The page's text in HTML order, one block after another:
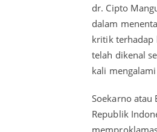
dr. Cipto
dalam
kritik terhadap
telah dikenal
kali
Soekarno atau
Republik